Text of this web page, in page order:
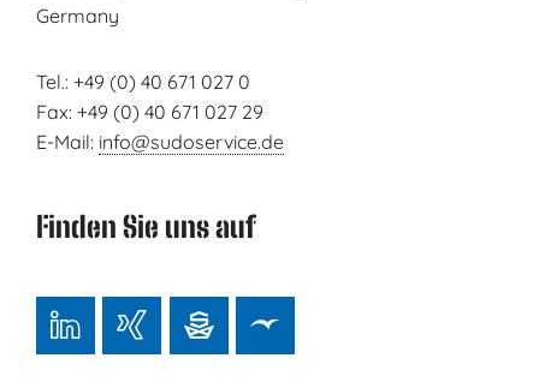
Germany
Tel.: +49 (0) 40 671 027 0
Fax: +49 (0) 40 671 027 29
E-Mail: info@sudoservice.de
Finden Sie uns auf